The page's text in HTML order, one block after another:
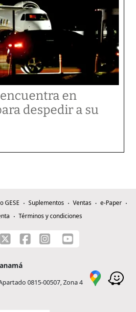
en
despedir a su
GESE Suplementos Ventas
e-Paper
Términos y condiciones
0815-00507, Zona 4